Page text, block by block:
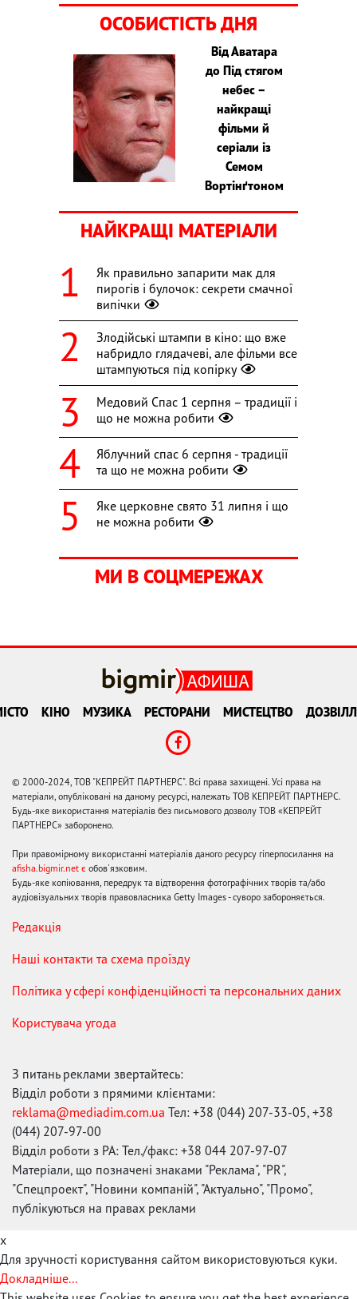
ОСОБИСТІСТЬ ДНЯ
Від Аватара
до Під стягом
небес –
найкращі
фільми й
серіали із
Семом
Вортінґтоном
НАЙКРАЩІ МАТЕРІАЛИ
Як правильно запарити мак для
пирогів і булочок: секрети смачної
випічки
Злодійські штампи в кіно: що вже
набридло глядачеві, але фільми все
штампуються під копірку
Медовий Спас 1 серпня – традиції і
що не можна робити
Яблучний спас 6 серпня - традиції
та що не можна робити
Яке церковне свято 31 липня і що
не можна робити
МИ В СОЦМЕРЕЖАХ
КІНО МУЗИКА РЕСТОРАНИ МИСТЕЦТВО
© 2000-2024, ТОВ "КЕПРЕЙТ ПАРТНЕРС". Всі права захищені. Усі права на
матеріали, опубліковані на даному ресурсі, належать ТОВ КЕПРЕЙТ ПАРТНЕРС.
Будь-яке використання матеріалів без письмового дозволу ТОВ «КЕПРЕЙТ
ПАРТНЕРС» заборонено.
При правомірному використанні матеріалів даного ресурсу гіперпосилання на
afisha.bigmir.net є обов'язковим.
Будь-яке копіювання, передрук та відтворення фотографічних творів та/або
аудіовізуальних творів правовласника Getty Images - суворо забороняється.
Редакція
Наші контакти та схема проїзду
Політика у сфері конфіденційності та персональних даних
Користувача угода
З питань реклами звертайтесь:
Відділ роботи з прямими клієнтами:
reklama@mediadim.com.ua Тел: +38 (044) 207-33-05, +38
(044) 207-97-00
Відділ роботи з РА: Тел./факс: +38 044 207-97-07
Матеріали, що позначені знаками "Реклама", "PR",
"Спецпроект", "Новини компаній", "Актуально", "Промо",
публікуються на правах реклами
x
Для зручності користування сайтом використовуються куки.
Докладніше...